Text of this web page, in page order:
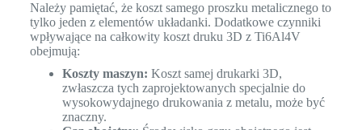
Należy pamiętać, że koszt samego proszku metalicznego to
tylko jeden z elementów układanki. Dodatkowe czynniki
wpływające na całkowity koszt druku 3D z Ti6Al4V
obejmują:
Koszty maszyn: Koszt samej drukarki 3D,
zwłaszcza tych zaprojektowanych specjalnie do
wysokowydajnego drukowania z metalu, może być
znaczny.